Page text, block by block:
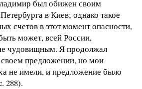
был обижен своим
в Киев; однако такое
счетов в этот момент опасности,
может, всей России,
чудовищным. Я продолжал
своем предложении, но мои
не имели, и предложение было
288).